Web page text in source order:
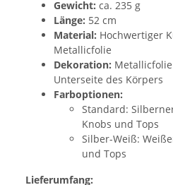
Gewicht: ca. 235 g
Länge: 52 cm
Material: Hochwertiger
Metallicfolie
Dekoration:
Unterseite des Körpers
Farboptionen:
Standard:
Knobs und Tops
Silber-Weiß:
und Tops
Lieferumfang: